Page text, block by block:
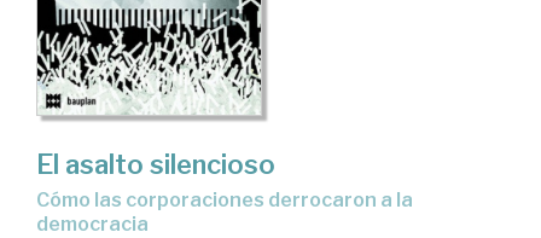
El asalto silencioso
cómo las corporaciones derrocaron a la
democracia